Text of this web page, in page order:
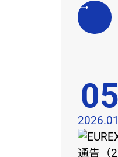
05
2026.01